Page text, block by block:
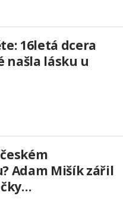
16letá dcera
našla lásku u
Adam Mišík zářil